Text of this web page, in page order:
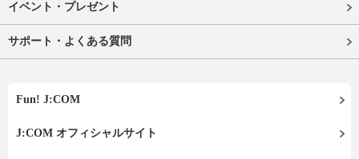
イベント・プレゼント
サポート・よくある質問
Fun! J:COM
J:COM オフィシャルサイト